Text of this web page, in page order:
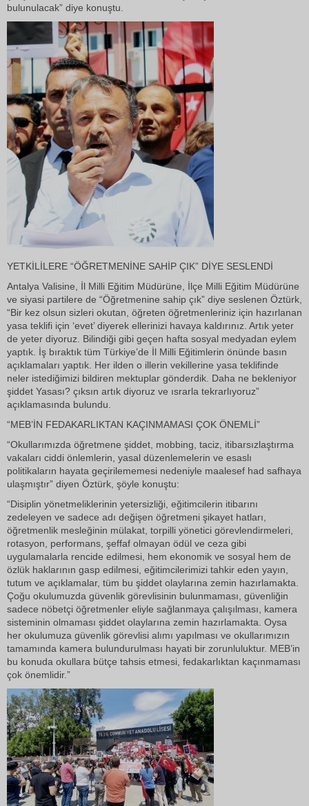
bulunulacak” diye konuştu.
YETKİLİLERE “ÖĞRETMENİNE SAHİP ÇIK” DİYE SESLENDİ
Antalya Valisine, İl Milli Eğitim Müdürüne, İlçe Milli Eğitim Müdürüne
ve siyasi partilere de “Öğretmenine sahip çık” diye seslenen Öztürk,
“Bir kez olsun sizleri okutan, öğreten öğretmenleriniz için hazırlanan
yasa teklifi için ‘evet’ diyerek ellerinizi havaya kaldırınız. Artık yeter
de yeter diyoruz. Bilindiği gibi geçen hafta sosyal medyadan eylem
yaptık. İş bıraktık tüm Türkiye’de İl Milli Eğitimlerin önünde basın
açıklamaları yaptık. Her ilden o illerin vekillerine yasa teklifinde
neler istediğimizi bildiren mektuplar gönderdik. Daha ne bekleniyor
şiddet Yasası? çıksın artık diyoruz ve ısrarla tekrarlıyoruz”
açıklamasında bulundu.
“MEB’İN FEDAKARLIKTAN KAÇINMAMASI ÇOK ÖNEMLİ”
“Okullarımızda öğretmene şiddet, mobbing, taciz, itibarsızlaştırma
vakaları ciddi önlemlerin, yasal düzenlemelerin ve esaslı
politikaların hayata geçirilememesi nedeniyle maalesef had safhaya
ulaşmıştır” diyen Öztürk, şöyle konuştu:
“Disiplin yönetmeliklerinin yetersizliği, eğitimcilerin itibarını
zedeleyen ve sadece adı değişen öğretmeni şikayet hatları,
öğretmenlik mesleğinin mülakat, torpilli yönetici görevlendirmeleri,
rotasyon, performans, şeffaf olmayan ödül ve ceza gibi
uygulamalarla rencide edilmesi, hem ekonomik ve sosyal hem de
özlük haklarının gasp edilmesi, eğitimcilerimizi tahkir eden yayın,
tutum ve açıklamalar, tüm bu şiddet olaylarına zemin hazırlamakta.
Çoğu okulumuzda güvenlik görevlisinin bulunmaması, güvenliğin
sadece nöbetçi öğretmenler eliyle sağlanmaya çalışılması, kamera
sisteminin olmaması şiddet olaylarına zemin hazırlamakta. Oysa
her okulumuza güvenlik görevlisi alımı yapılması ve okullarımızın
tamamında kamera bulundurulması hayati bir zorunluluktur. MEB’in
bu konuda okullara bütçe tahsis etmesi, fedakarlıktan kaçınmaması
çok önemlidir.”